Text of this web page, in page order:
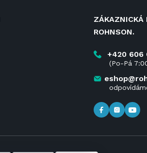
ZÁKAZNICKÁ
ROHNSON.
+420 606
(Po-Pá